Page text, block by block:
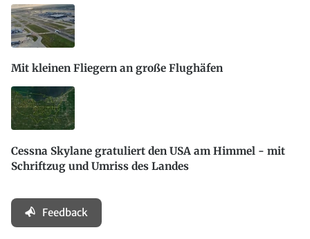
Mit kleinen Fliegern an große Flughäfen
Cessna Skylane gratuliert den USA am Himmel - mit
Schriftzug und Umriss des Landes
Feedback